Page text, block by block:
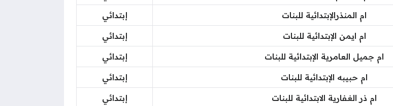
ام المنذرالإبتدائية للبنات إبتدائي
ام ايمن الإبتدائية للبنات إبتدائي
ام جميل العامرية الإبتدائية للبنات إبتدائي
ام حبيبه الإبتدائية للبنات إبتدائي
ام ذر الغفارية الابتدائية للبنات إبتدائي